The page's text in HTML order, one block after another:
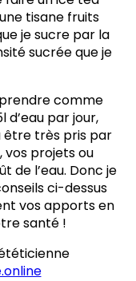
tisane fruits
je sucre par la
sucrée que je
comme
d’eau par jour,
être très pris par
vos projets ou
de l’eau. Donc je
ci-dessus
vos apports en
santé !